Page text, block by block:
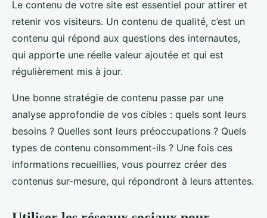
Le contenu de votre site est essentiel pour attirer et
retenir vos visiteurs. Un contenu de qualité, c’est un
contenu qui répond aux questions des internautes,
qui apporte une réelle valeur ajoutée et qui est
régulièrement mis à jour.
Une bonne stratégie de contenu passe par une
analyse approfondie de vos cibles : quels sont leurs
besoins ? Quelles sont leurs préoccupations ? Quels
types de contenu consomment-ils ? Une fois ces
informations recueillies, vous pourrez créer des
contenus sur-mesure, qui répondront à leurs attentes.